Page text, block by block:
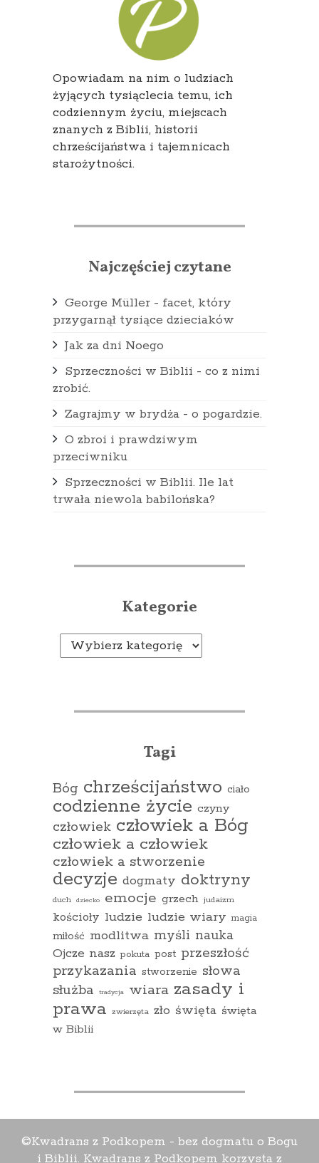
Opowiadam na nim o ludziach
żyjących tysiąclecia temu, ich
codziennym życiu, miejscach
znanych z Biblii, historii
chrześcijaństwa i tajemnicach
starożytności.
Najczęściej czytane
George Müller - facet, który
przygarnął tysiące dzieciaków
Jak za dni Noego
Sprzeczności w Biblii - co z nimi
zrobić.
Zagrajmy w brydża - o pogardzie.
O zbroi i prawdziwym
przeciwniku
Sprzeczności w Biblii. Ile lat
trwała niewola babilońska?
Kategorie
Kategorie
Tagi
Bóg chrześcijaństwo ciało
codzienne życie czyny
człowiek człowiek a Bóg
człowiek a człowiek
człowiek a stworzenie
decyzje dogmaty doktryny
duch dziecko emocje grzech judaizm
kościoły ludzie ludzie wiary magia
miłość modlitwa myśli nauka
Ojcze nasz pokuta post przeszłość
przykazania stworzenie słowa
służba
tradycja wiara zasady i
prawa zwierzęta zło święta święta
w Biblii
©Kwadrans z Podkopem - bez dogmatu o Bogu
i Biblii. Kwadrans z Podkopem korzysta z